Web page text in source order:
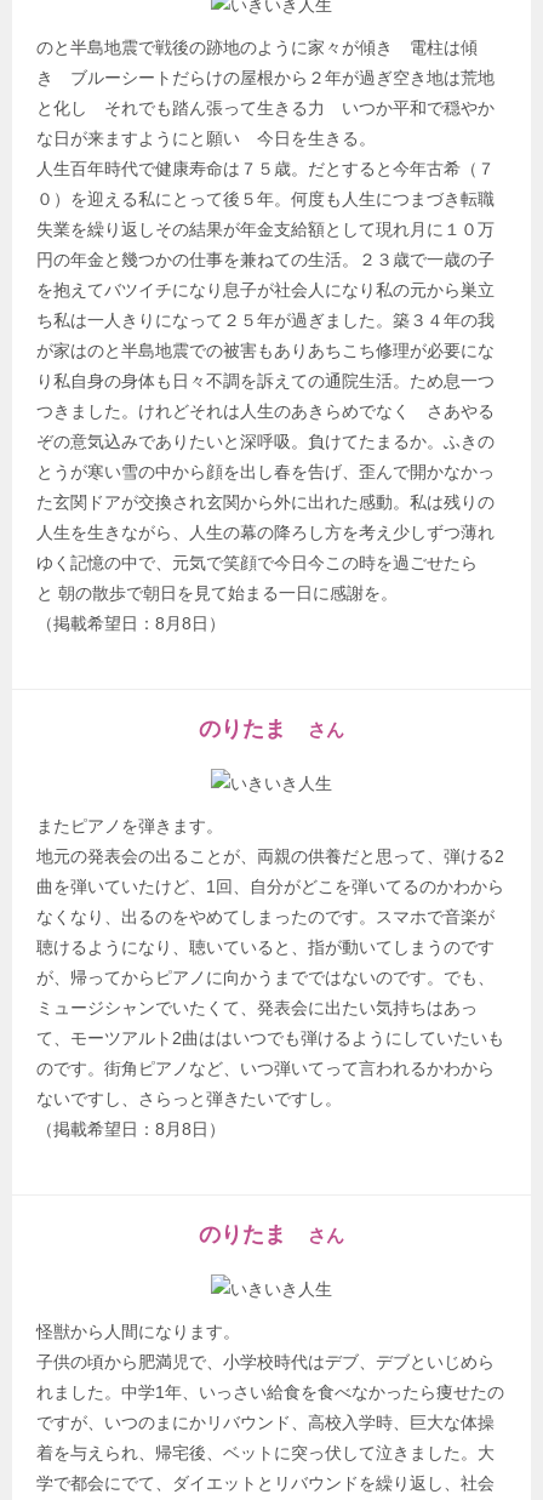
のと半島地震で戦後の跡地のように家々が傾き 電柱は傾
き ブルーシートだらけの屋根から２年が過ぎ空き地は荒地
と化し それでも踏ん張って生きる力 いつか平和で穏やか
な日が来ますようにと願い 今日を生きる。
人生百年時代で健康寿命は７５歳。だとすると今年古希（７
０）を迎える私にとって後５年。何度も人生につまづき転職
失業を繰り返しその結果が年金支給額として現れ月に１０万
円の年金と幾つかの仕事を兼ねての生活。２３歳で一歳の子
を抱えてバツイチになり息子が社会人になり私の元から巣立
ち私は一人きりになって２５年が過ぎました。築３４年の我
が家はのと半島地震での被害もありあちこち修理が必要にな
り私自身の身体も日々不調を訴えての通院生活。ため息一つ
つきました。けれどそれは人生のあきらめでなく さあやる
ぞの意気込みでありたいと深呼吸。負けてたまるか。ふきの
とうが寒い雪の中から顔を出し春を告げ、歪んで開かなかっ
た玄関ドアが交換され玄関から外に出れた感動。私は残りの
人生を生きながら、人生の幕の降ろし方を考え少しずつ薄れ
ゆく記憶の中で、元気で笑顔で今日今この時を過ごせたら
と 朝の散歩で朝日を見て始まる一日に感謝を。
（掲載希望日：8月8日）
のりたま さん
またピアノを弾きます。
地元の発表会の出ることが、両親の供養だと思って、弾ける2
曲を弾いていたけど、1回、自分がどこを弾いてるのかわから
なくなり、出るのをやめてしまったのです。スマホで音楽が
聴けるようになり、聴いていると、指が動いてしまうのです
が、帰ってからピアノに向かうまでではないのです。でも、
ミュージシャンでいたくて、発表会に出たい気持ちはあっ
て、モーツアルト2曲ははいつでも弾けるようにしていたいも
のです。街角ピアノなど、いつ弾いてって言われるかわから
ないですし、さらっと弾きたいですし。
（掲載希望日：8月8日）
のりたま さん
怪獣から人間になります。
子供の頃から肥満児で、小学校時代はデブ、デブといじめら
れました。中学1年、いっさい給食を食べなかったら痩せたの
ですが、いつのまにかリバウンド、高校入学時、巨大な体操
着を与えられ、帰宅後、ベットに突っ伏して泣きました。大
学で都会にでて、ダイエットとリバウンドを繰り返し、社会